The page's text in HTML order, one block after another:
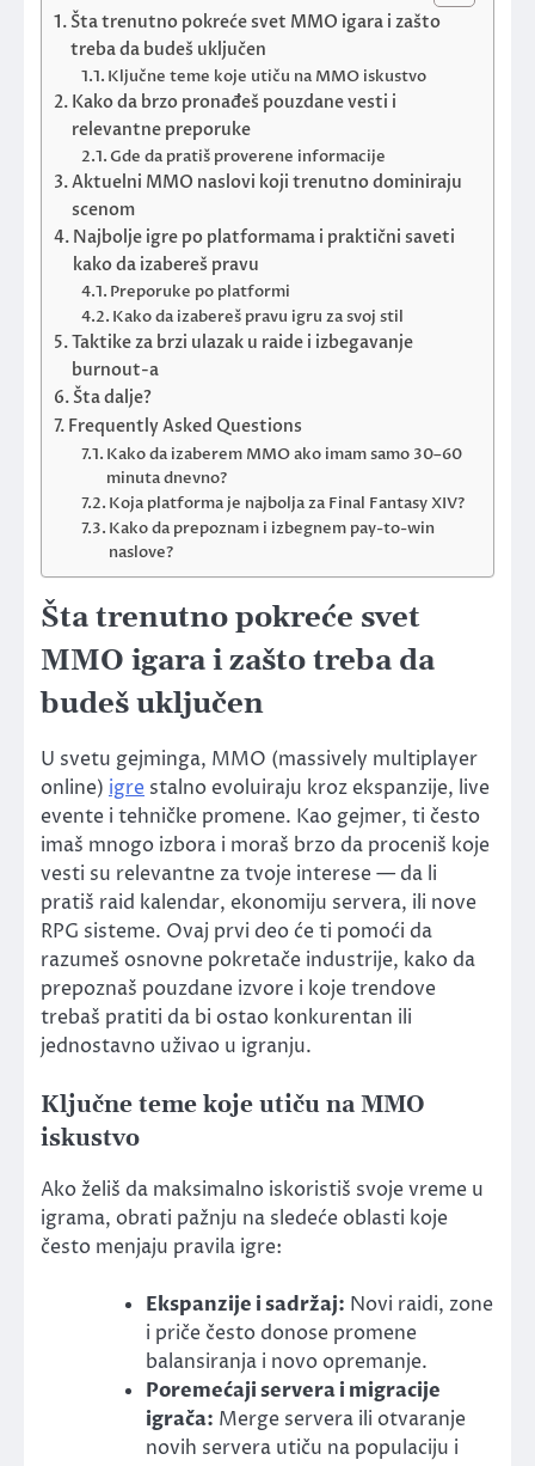
Šta trenutno pokreće svet MMO igara i zašto
treba da budeš uključen
Ključne teme koje utiču na MMO iskustvo
Kako da brzo pronađeš pouzdane vesti i
relevantne preporuke
Gde da pratiš proverene informacije
Aktuelni MMO naslovi koji trenutno dominiraju
scenom
Najbolje igre po platformama i praktični saveti
kako da izabereš pravu
Preporuke po platformi
Kako da izabereš pravu igru za svoj stil
Taktike za brzi ulazak u raide i izbegavanje
burnout-a
Šta dalje?
Frequently Asked Questions
Kako da izaberem MMO ako imam samo 30–60
minuta dnevno?
Koja platforma je najbolja za Final Fantasy XIV?
Kako da prepoznam i izbegnem pay-to-win
naslove?
Šta trenutno pokreće svet
MMO igara i zašto treba da
budeš uključen
U svetu gejminga, MMO (massively multiplayer
online) igre stalno evoluiraju kroz ekspanzije, live
evente i tehničke promene. Kao gejmer, ti često
imaš mnogo izbora i moraš brzo da proceniš koje
vesti su relevantne za tvoje interese — da li
pratiš raid kalendar, ekonomiju servera, ili nove
RPG sisteme. Ovaj prvi deo će ti pomoći da
razumeš osnovne pokretače industrije, kako da
prepoznaš pouzdane izvore i koje trendove
trebaš pratiti da bi ostao konkurentan ili
jednostavno uživao u igranju.
Ključne teme koje utiču na MMO
iskustvo
Ako želiš da maksimalno iskoristiš svoje vreme u
igrama, obrati pažnju na sledeće oblasti koje
često menjaju pravila igre:
Ekspanzije i sadržaj: Novi raidi, zone
i priče često donose promene
balansiranja i novo opremanje.
Poremećaji servera i migracije
igrača: Merge servera ili otvaranje
novih servera utiču na populaciju i